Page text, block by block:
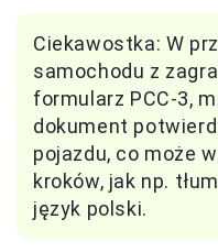
Ciekawostka: W
samochodu z
formularz PCC-3,
dokument
pojazdu, co może
kroków, jak np.
język polski.